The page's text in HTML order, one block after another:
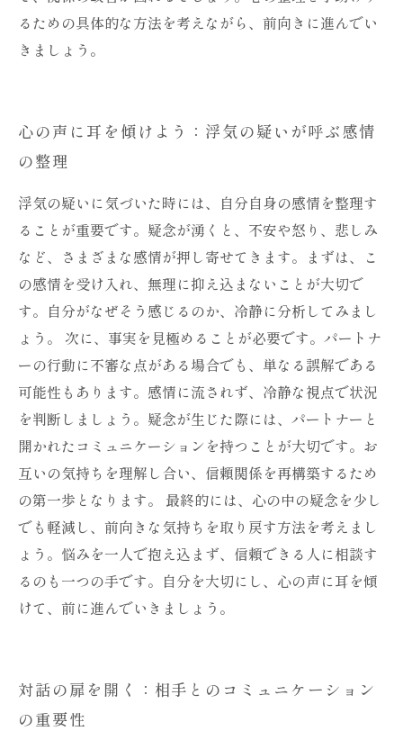
るための具体的な方法を考えながら、前向きに進んでい
きましょう。
心の声に耳を傾けよう：浮気の疑いが呼ぶ感情
の整理
浮気の疑いに気づいた時には、自分自身の感情を整理す
ることが重要です。疑念が湧くと、不安や怒り、悲しみ
など、さまざまな感情が押し寄せてきます。まずは、こ
の感情を受け入れ、無理に抑え込まないことが大切で
す。自分がなぜそう感じるのか、冷静に分析してみまし
ょう。 次に、事実を見極めることが必要です。パートナ
ーの行動に不審な点がある場合でも、単なる誤解である
可能性もあります。感情に流されず、冷静な視点で状況
を判断しましょう。疑念が生じた際には、パートナーと
開かれたコミュニケーションを持つことが大切です。お
互いの気持ちを理解し合い、信頼関係を再構築するため
の第一歩となります。 最終的には、心の中の疑念を少し
でも軽減し、前向きな気持ちを取り戻す方法を考えまし
ょう。悩みを一人で抱え込まず、信頼できる人に相談す
るのも一つの手です。自分を大切にし、心の声に耳を傾
けて、前に進んでいきましょう。
対話の扉を開く：相手とのコミュニケーション
の重要性